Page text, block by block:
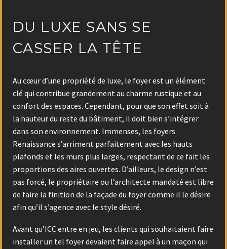
DU LUXE SANS SE
CASSER LA TÊTE
Au cœur d’une propriété de luxe, le foyer est un élément
clé qui contribue grandement au charme rustique et au
confort des espaces. Cependant, pour que son effet soit à
la hauteur du reste du bâtiment, il doit bien s’intégrer
dans son environnement. Immenses, les foyers
Renaissance s’arriment parfaitement avec les hauts
plafonds et les murs plus larges, respectant de ce fait les
proportions des aires ouvertes. D’ailleurs, le design n’est
pas forcé, le propriétaire ou l’architecte mandaté est libre
de faire la finition de la façade du foyer comme il le désire
afin qu’il s’agence avec le style désiré.
Avant qu’ICC entre en jeu, les clients qui souhaitaient faire
installer un tel foyer devaient faire appel à un maçon qui